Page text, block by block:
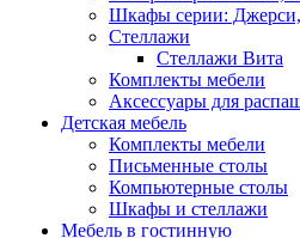
Шкафы серии:
Стеллажи
Стеллажи Вита
Комплекты мебели
Аксессуары для
Детская мебель
Комплекты мебели
Письменные столы
Компьютерные столы
Шкафы и стеллажи
Мебель в гостинную